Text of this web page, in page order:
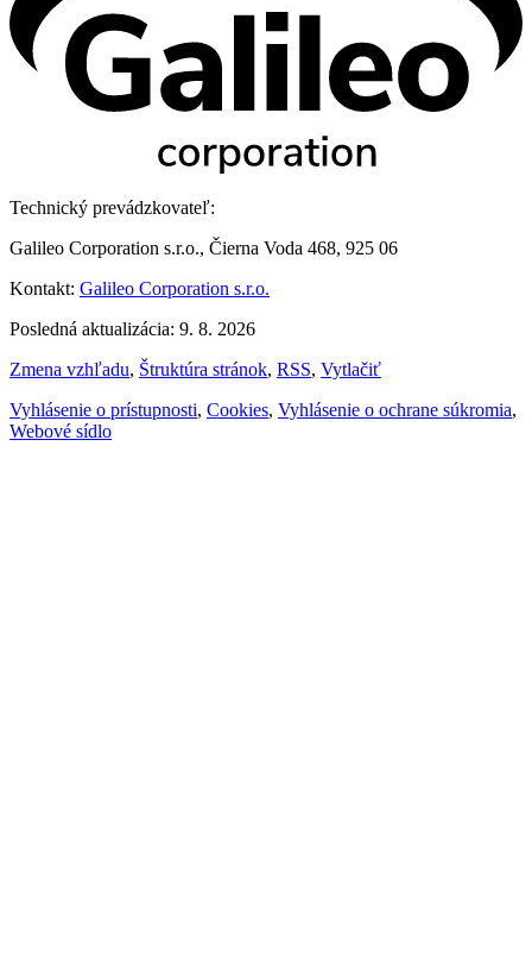
Technický prevádzkovateľ:
Galileo Corporation s.r.o., Čierna Voda 468, 925 06
Kontakt: Galileo Corporation s.r.o.
Posledná aktualizácia: 9. 8. 2026
Zmena vzhľadu, Štruktúra stránok, RSS, Vytlačiť
Vyhlásenie o prístupnosti, Cookies, Vyhlásenie o ochrane súkromia,
Webové sídlo